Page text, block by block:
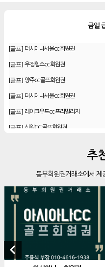
금일
[골프] 우정힐스cc 회원권
[골프] 양주cc 골프회원권
[골프] 더시에나서울cc 회원권
[골프] 레이크우드cc 프리빌리지
[골프] 신원CC 골프회원권
아름다운cc 회원권
[리조트] 안토리조트 130평 개인 무기명
[리조트]한화 안토 77평 등기 기명
[리조트]한화 안토 67평 하프 등기 기명
[리조트] 한화리조트 스위트 회원제 무기명
[리조트]소노 이그젝큐티브 회원제 무기명
추
동부회원권거래소에서 제
keyboard_arrow_left